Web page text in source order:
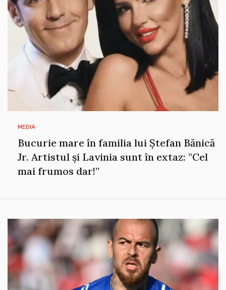
MEDIA
Bucurie mare în familia lui Ștefan Bănică
Jr. Artistul și Lavinia sunt în extaz: ”Cel
mai frumos dar!”